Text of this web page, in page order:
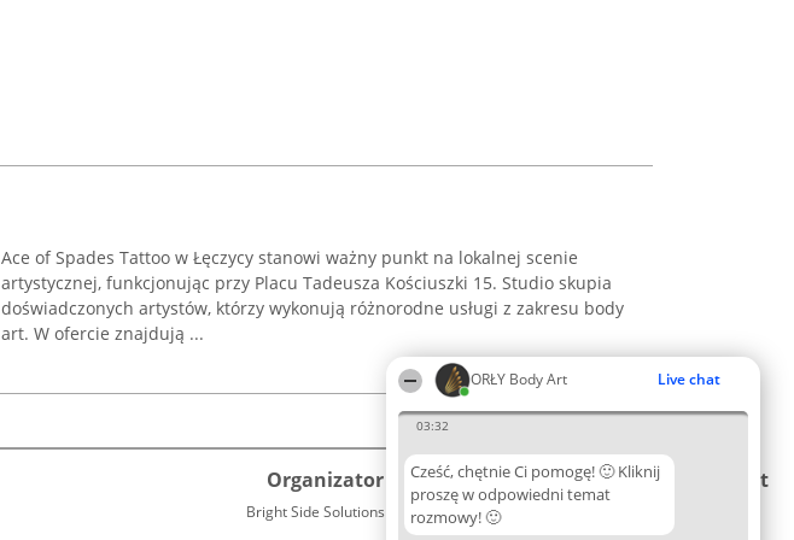
ORŁY Body Art Live chat
03:32
Cześć, chętnie Ci pomogę! 🙂 Kliknij
proszę w odpowiedni temat
rozmowy! 🙂
Ace of Spades Tattoo w Łęczycy stanowi ważny punkt na lokalnej scenie
artystycznej, funkcjonując przy Placu Tadeusza Kościuszki 15. Studio skupia
doświadczonych artystów, którzy wykonują różnorodne usługi z zakresu body
art. W ofercie znajdują ...
Organizator plebiscytu
Bright Side Solutions sp. z o. o. sp. k.
ul. Ruska 22
Plebiscyt
Lista
Kontakt